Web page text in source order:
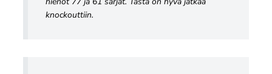
knockouttiin.